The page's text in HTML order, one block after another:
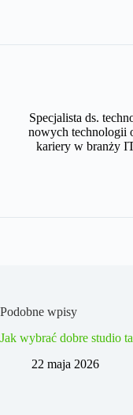
Specjalista ds.
nowych technologii
kariery w branży
Podobne wpisy
Jak wybrać dobre studio
22 maja 2026